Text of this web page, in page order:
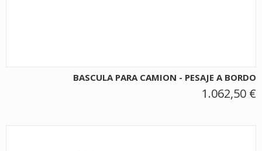
BASCULA PARA CAMION - PESAJE A BORDO
1.062,50 €